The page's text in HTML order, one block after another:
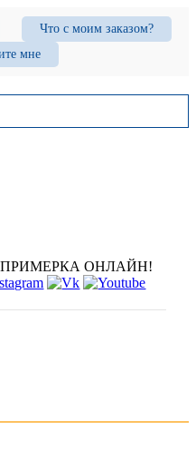
Что с моим заказом?
мне
ПРИМЕРКА ОНЛАЙН!